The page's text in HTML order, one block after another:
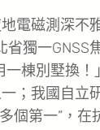
磁測深不
獨一GNSS
棟別墅換！
；我國自立
個第一”，在